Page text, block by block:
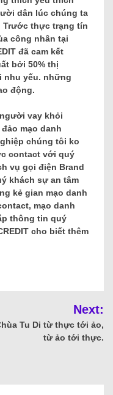
dân lúc chúng ta
Trước thực trạng tín
công nhân tại
đã cam kết
bởi 50% thị
nhu yếu. những
động.
vay khỏi
mạo danh
chúng tôi ko
contact với quý
vụ gọi điện Brand
khách sự an tâm
kẻ gian mạo danh
mạo danh
thông tin quý
cho biết thêm
Next:
Tu Di từ thực tới ảo,
từ ảo tới thực.